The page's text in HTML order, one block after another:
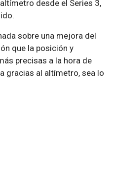
desde el Series 3,
sobre una mejora del
que la posición y
precisas a la hora de
gracias al altímetro, sea lo